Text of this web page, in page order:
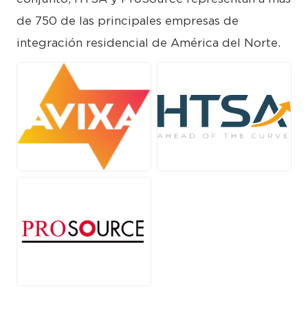
de 750 de las principales empresas de
integración residencial de América del Norte.